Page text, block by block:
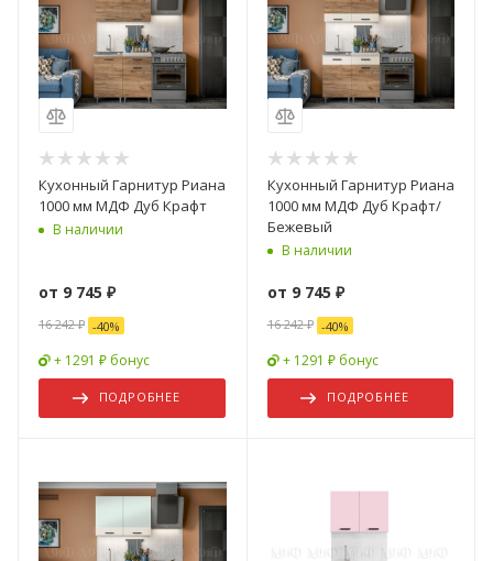
Кухонный Гарнитур Риана
1000 мм МДФ Дуб Крафт
В наличии
от 9 745 ₽
16 242 ₽ -40%
+ 1291 ₽ бонус
ПОДРОБНЕЕ
Кухонный Гарнитур Риана
1000 мм МДФ Дуб Крафт/
Бежевый
В наличии
от 9 745 ₽
16 242 ₽ -40%
+ 1291 ₽ бонус
ПОДРОБНЕЕ